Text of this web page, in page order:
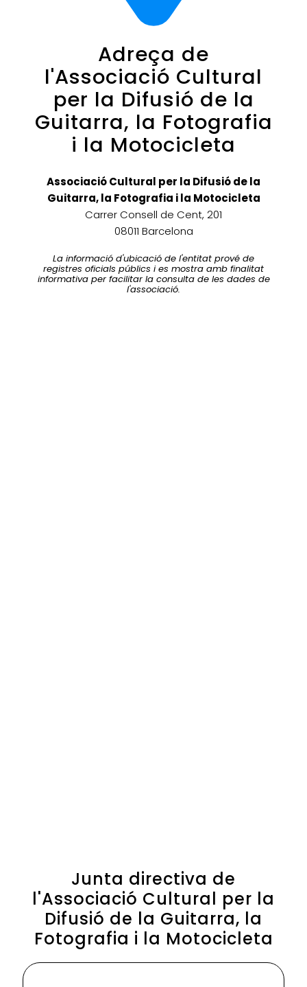
Adreça de
l'Associació Cultural
per la Difusió de la
Guitarra, la Fotografia
i la Motocicleta
Associació Cultural per la Difusió de la
Guitarra, la Fotografia i la Motocicleta
Carrer Consell de Cent, 201
08011 Barcelona
La informació d'ubicació de l'entitat prové de
registres oficials públics i es mostra amb finalitat
informativa per facilitar la consulta de les dades de
l'associació.
Junta directiva de
l'Associació Cultural per la
Difusió de la Guitarra, la
Fotografia i la Motocicleta